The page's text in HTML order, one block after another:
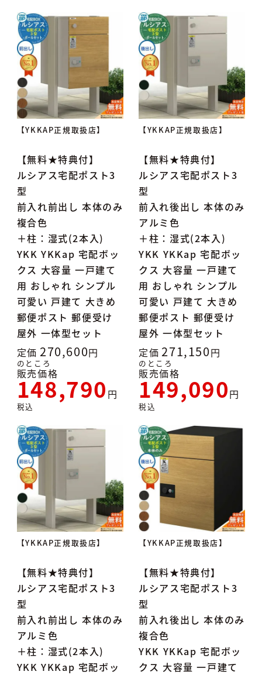
【YKKAP正規取扱店】
【無料★特典付】
ルシアス宅配ポスト3
型
前入れ前出し 本体のみ
複合色
＋柱：湿式(2本入)
YKK YKKap 宅配ボッ
クス 大容量 一戸建て
用 おしゃれ シンプル
可愛い 戸建て 大きめ
郵便ポスト 郵便受け
屋外 一体型セット
定価 270,600
のところ
販売価格
148,790
税込
【YKKAP正規取扱店】
【無料★特典付】
ルシアス宅配ポスト3
型
前入れ後出し 本体のみ
アルミ色
＋柱：湿式(2本入)
YKK YKKap 宅配ボッ
クス 大容量 一戸建て
用 おしゃれ シンプル
可愛い 戸建て 大きめ
郵便ポスト 郵便受け
屋外 一体型セット
定価 271,150
のところ
販売価格
149,090
税込
【YKKAP正規取扱店】
【無料★特典付】
ルシアス宅配ポスト3
型
前入れ前出し 本体のみ
アルミ色
＋柱：湿式(2本入)
YKK YKKap 宅配ボッ
【YKKAP正規取扱店】
【無料★特典付】
ルシアス宅配ポスト3
型
前入れ後出し 本体のみ
複合色
YKK YKKap 宅配ボッ
クス 大容量 一戸建て